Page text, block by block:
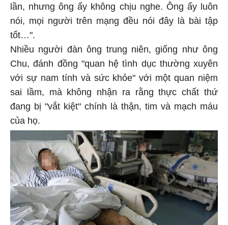
lần, nhưng ông ấy không chịu nghe. Ông ấy luôn
nói, mọi người trên mạng đều nói đây là bài tập
tốt…".
Nhiều người đàn ông trung niên, giống như ông
Chu, đánh đồng "quan hệ tình dục thường xuyên
với sự nam tính và sức khỏe" với một quan niệm
sai lầm, mà không nhận ra rằng thực chất thứ
đang bị "vắt kiệt" chính là thận, tim và mạch máu
của họ.